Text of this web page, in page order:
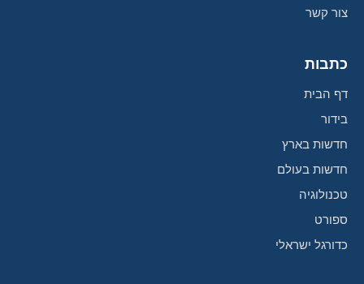
צור קשר
כתבות
דף הבית
בידור
חדשות בארץ
חדשות בעולם
טכנולוגיה
ספורט
כדורגל ישראלי